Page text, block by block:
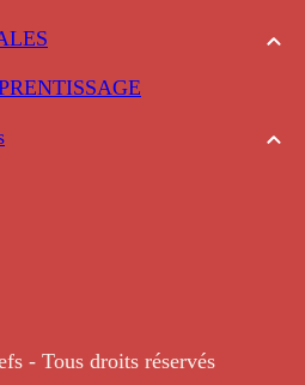
- Tous droits réservés